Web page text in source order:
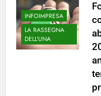
INFOIMPRESA
LA RASSEGNA
DELL'UNA